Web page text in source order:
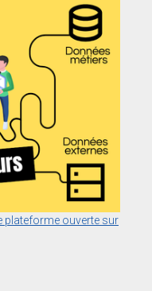
plateforme ouverte sur